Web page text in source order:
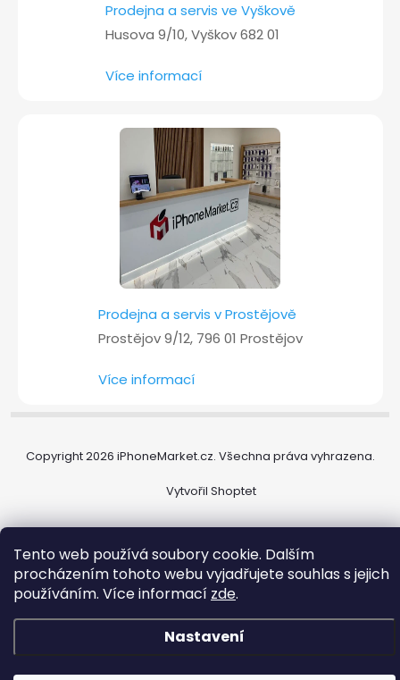
Tento web používá soubory cookie. Dalším
procházením tohoto webu vyjadřujete souhlas s jejich
používáním. Více informací zde.
Nastavení
Prodejna a servis ve Vyškově
Husova 9/10, Vyškov 682 01
Více informací
Prodejna a servis v Prostějově
Prostějov 9/12, 796 01 Prostějov
Více informací
Vytvořil Shoptet
Copyright 2026 iPhoneMarket.cz. Všechna práva vyhrazena.